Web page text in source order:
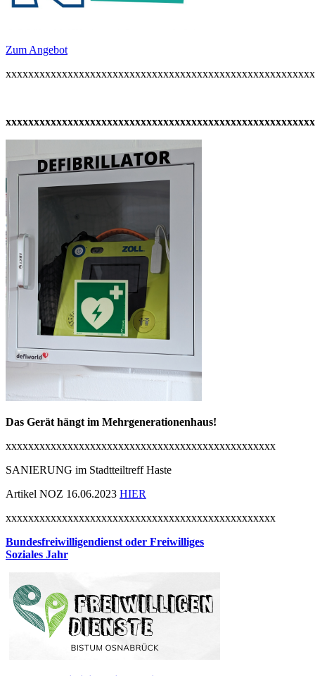
Zum Angebot
xxxxxxxxxxxxxxxxxxxxxxxxxxxxxxxxxxxxxxxxxxxxxxxxxxxxxxx
Das Gerät hängt im Mehrgenerationenhaus!
xxxxxxxxxxxxxxxxxxxxxxxxxxxxxxxxxxxxxxxxxxxxxxxx
SANIERUNG im Stadtteiltreff Haste
Artikel NOZ 16.06.2023 HIER
xxxxxxxxxxxxxxxxxxxxxxxxxxxxxxxxxxxxxxxxxxxxxxxx
Bundesfreiwilligendienst oder Freiwilliges
Soziales Jahr